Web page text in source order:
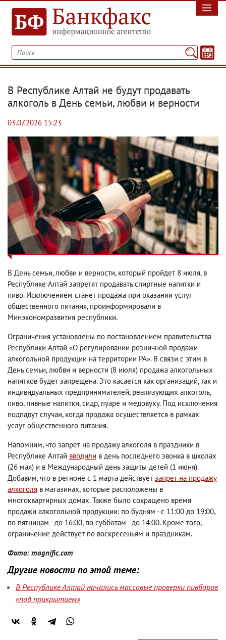
В Республике Алтай не будут продавать
алкоголь в День семьи, любви и верности
03.07.2026 15:23
В День семьи, любви и верности, который пройдет 8 июля, в
Республике Алтай запретят продавать спиртные напитки и
пиво. Исключением станет продажа при оказании услуг
общественного питания, проинформировали в
Минэкономразвития республики.
Ограничения установлены по постановлением правительства
Республики Алтай «О регулировании розничной продажи
алкогольной продукции на территории РА». В связи с этим в
День семьи, любви и верности (8 июля) продажа алкогольных
напитков будет запрещена. Это касается как организаций, так и
индивидуальных предпринимателей, реализующих алкоголь,
пиво, пивные напитки, сидр, пуаре и медовуху. Под исключения
подпадут случаи, когда продажа осуществляется в рамках
услуг общественного питания.
Напомним, что запрет на продажу алкоголя в праздники в
Республике Алтай вводили в день последнего звонка в школах
(26 мая) и в Международный день защиты детей (1 июня).
Добавим, что в регионе с 1 марта действует запрет на продажу
алкоголя в магазинах, которые расположены в
многоквартирных домах. Также было сокращено время
продажи алкогольной продукции: по будням - с 11:00 до 19:00,
по пятницам - до 16:00, по субботам - до 14:00. Кроме того,
ограничение действует по воскресеньям и праздникам.
Фото: magnific.com
Другие новости по этой теме:
В Республике Алтай начались массовые проверки пивбаров
«под прикрытием»